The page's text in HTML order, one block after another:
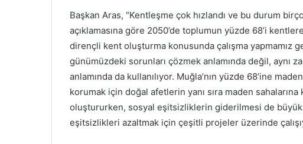
Başkan Aras, “Kentleşme çok hızlandı ve bu durum
açıklamasına göre 2050’de toplumun yüzde 68’i
dirençli kent oluşturma konusunda çalışma yapmamız
günümüzdeki sorunları çözmek anlamında değil, aynı
anlamında da kullanılıyor. Muğla’nın yüzde 68’ine
korumak için doğal afetlerin yanı sıra maden
oluştururken, sosyal eşitsizliklerin giderilmesi de
eşitsizlikleri azaltmak için çeşitli projeler üzerinde